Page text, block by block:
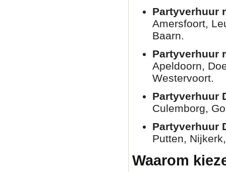
Partyverhuur
Amersfoort,
Baarn.
Partyverhuur
Apeldoorn,
Westervoort.
Partyverhuur
Culemborg,
Partyverhuur
Putten,
Waarom